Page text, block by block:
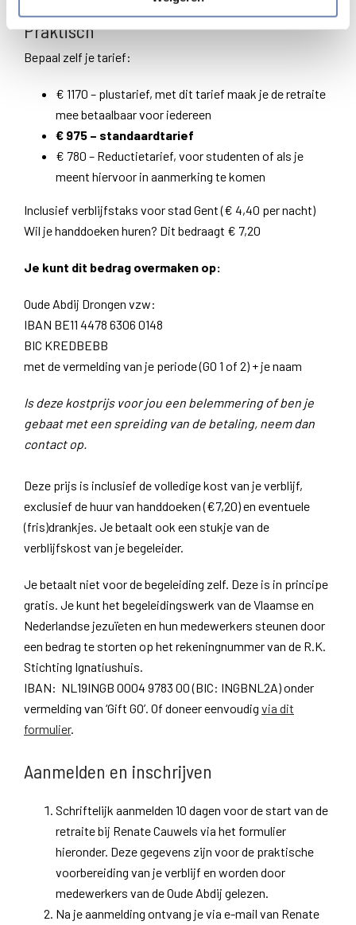
Praktisch
Bepaal zelf je tarief:
€ 1170 – plustarief, met dit tarief maak je de retraite
mee betaalbaar voor iedereen
€ 975 – standaardtarief
€ 780 – Reductietarief, voor studenten of als je
meent hiervoor in aanmerking te komen
Inclusief verblijfstaks voor stad Gent (€ 4,40 per nacht)
Wil je handdoeken huren? Dit bedraagt € 7,20
Je kunt dit bedrag overmaken op:
Oude Abdij Drongen vzw:
IBAN BE11 4478 6306 0148
​BIC KREDBEBB
met de vermelding van je periode (GO 1 of 2) + je naam
Is deze kostprijs voor jou een belemmering of ben je
gebaat met een spreiding van de betaling, neem dan
contact op.
Deze prijs is inclusief de volledige kost van je verblijf,
exclusief de huur van handdoeken (€7,20) en eventuele
(fris)drankjes. Je betaalt ook een stukje van de
verblijfskost van je begeleider.
Je betaalt niet voor de begeleiding zelf. Deze is in principe
gratis. Je kunt het begeleidingswerk van de Vlaamse en
Nederlandse jezuïeten en hun medewerkers steunen door
een bedrag te storten op het rekeningnummer van de R.K.
Stichting Ignatiushuis.
IBAN: NL19INGB 0004 9783 00 (​BIC: INGBNL2A) onder
vermelding van ‘Gift GO’. Of doneer eenvoudig via dit
formulier.
Aanmelden en inschrijven
Schriftelijk aanmelden 10 dagen voor de start van de
retraite bij Renate Cauwels via het formulier
hieronder. Deze gegevens zijn voor de praktische
voorbereiding van je verblijf en worden door
medewerkers van de Oude Abdij gelezen.
Na je aanmelding ontvang je via e-mail van Renate